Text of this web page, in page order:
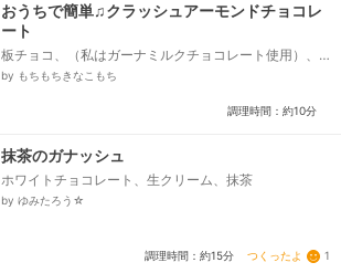
おうちで簡単♫クラッシュアーモンドチョコレ
ート
板チョコ、（私はガーナミルクチョコレート使用）、
牛乳、素焼きアーモンド
by もちもちきなこもち
調理時間：約10分
抹茶のガナッシュ
ホワイトチョコレート、生クリーム、抹茶
by ゆみたろう☆
調理時間：約15分 つくったよ 1